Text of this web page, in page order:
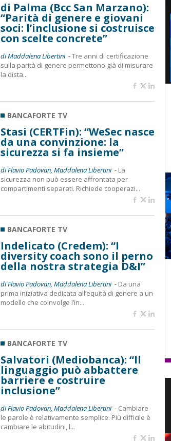
di Palma (Bcc San Marzano):
“Parità di genere e giovani
soci: l’inclusione si costruisce
con scelte concrete”
di Maddalena Libertini -Tre anni di certificazione
sulla parità di genere permettono già di misurare
la dista...
BANCAFORTE TV
Stasi (CERTFin): “WeSec nasce
da una convinzione: la
sicurezza si fa insieme”
di Flavio Padovan, Maddalena Libertini - La
sicurezza non può essere affrontata per
compartimenti separati. Richiede cooperazi...
BANCAFORTE TV
Indelicato (Credem): “I
diversity coach sono il perno
della nostra strategia D&I”
di Flavio Padovan, Maddalena Libertini - Da una
prima iniziativa dedicata all’equità di genere a un
modello che coinvolge l’in...
BANCAFORTE TV
Salvatori (Mediobanca): “Il
linguaggio può abbattere
barriere e costruire
inclusione”
di Flavio Padovan, Maddalena Libertini - Cambiare
le parole è relativamente semplice. Più difficile è
cambiare le abitudini, l...